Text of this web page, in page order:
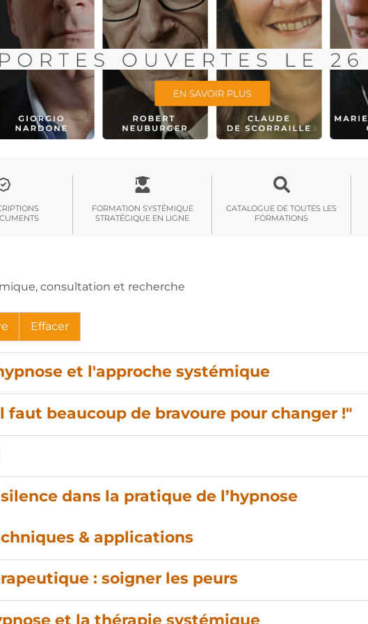
FORMATION SYSTÉMIQUE
STRATÉGIQUE EN LIGNE
CATALOGUE DE TOUTES LES
FORMATIONS
consultation et recherche
Effacer
et l'approche systémique
faut beaucoup de bravoure pour changer !"
dans la pratique de l’hypnose
& applications
: soigner les peurs
et la thérapie systémique